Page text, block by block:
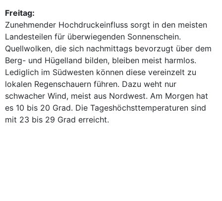
Freitag:
Zunehmender Hochdruckeinfluss sorgt in den meisten
Landesteilen für überwiegenden Sonnenschein.
Quellwolken, die sich nachmittags bevorzugt über dem
Berg- und Hügelland bilden, bleiben meist harmlos.
Lediglich im Südwesten können diese vereinzelt zu
lokalen Regenschauern führen. Dazu weht nur
schwacher Wind, meist aus Nordwest. Am Morgen hat
es 10 bis 20 Grad. Die Tageshöchsttemperaturen sind
mit 23 bis 29 Grad erreicht.